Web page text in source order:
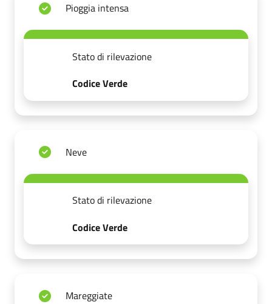
Pioggia intensa
Stato di rilevazione
Codice Verde
Neve
Stato di rilevazione
Codice Verde
Mareggiate